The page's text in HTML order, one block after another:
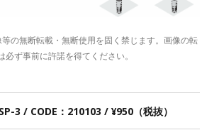
の無断転載・無断使用を固く禁じます。画像の転
ず事前に許諾を得てください。
SP-3 / CODE：210103 / ¥950（税抜）